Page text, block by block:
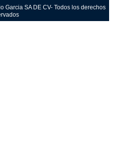
SA DE CV- Todos los derechos